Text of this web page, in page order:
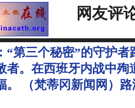
网友评
“第三个秘密”的守护
者。在西班牙内战中
。 （梵蒂冈新闻网）